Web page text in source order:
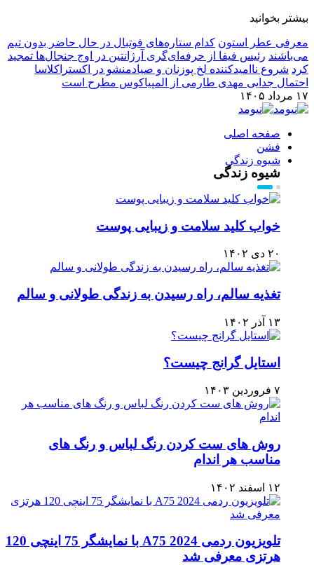
بیشتر بخوانید
معرفی عطر استون کدام ستاره‌های فوتبال در حال حاضر بدون تیم
می‌باشند رئیس فیفا از حرفه‌ای‌گری آرژانتین در اوج جنجال‌ها تمجید
کرد شروع ناامیدکننده لخ پوزنان و صیادمنشو در اکستراکلاسا
احتمال جدایی مهدی طارمی از المپیاکوس مطرح است
۱۷ مرداد ۱۴۰۵
صفحه اصلی
فشن
شیوه زندگی
شیوه زندگی
خواب کلید سلامت و زیبایی پوست
۲۰ دی ۱۴۰۲
تغذیه سالم، راه رسیدن به زندگی طولانی و سالم
۱۳ آذر ۱۴۰۲
استایل گرانج چیست؟
۷ فروردین ۱۴۰۳
روش های ست کردن رنگ لباس و رنگ های
مناسب هر اندام
۱۲ اسفند ۱۴۰۲
تلویزیون ردمی A75 2024 با نمایشگر 75 اینچی 120
هرتزی معرفی شد